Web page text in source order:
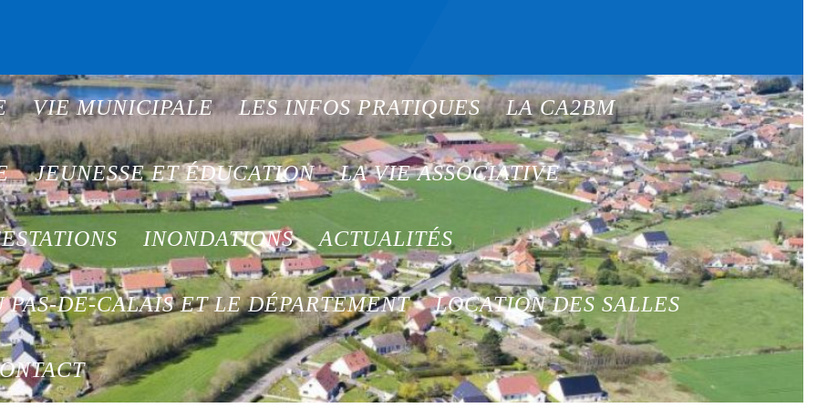
VIE MUNICIPALE LES INFOS PRATIQUES LA CA2BM
JEUNESSE ET ÉDUCATION LA VIE ASSOCIATIVE
INONDATIONS ACTUALITÉS
PAS-DE-CALAIS ET LE DÉPARTEMENT LOCATION DES SALLES